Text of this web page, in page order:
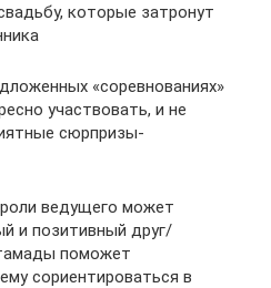
которые затронут
«соревнованиях»
участвовать, и не
сюрпризы-
ведущего может
и позитивный друг/
поможет
сориентироваться в